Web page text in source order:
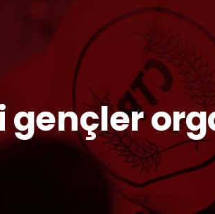
gençler